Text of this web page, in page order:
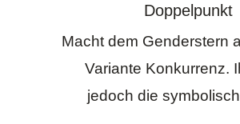
Doppelpunkt
Macht dem Genderstern
Variante Konkurrenz.
jedoch die